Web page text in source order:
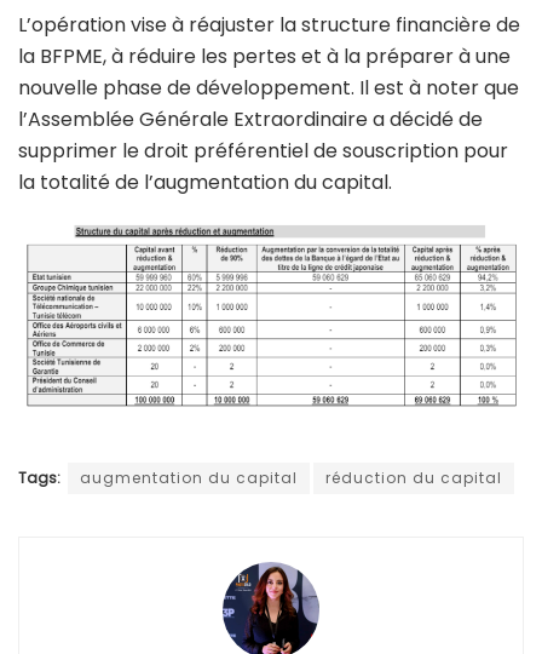
L’opération vise à réajuster la structure financière de
la BFPME, à réduire les pertes et à la préparer à une
nouvelle phase de développement. Il est à noter que
l’Assemblée Générale Extraordinaire a décidé de
supprimer le droit préférentiel de souscription pour
la totalité de l’augmentation du capital.
Tags: augmentation du capital réduction du capital